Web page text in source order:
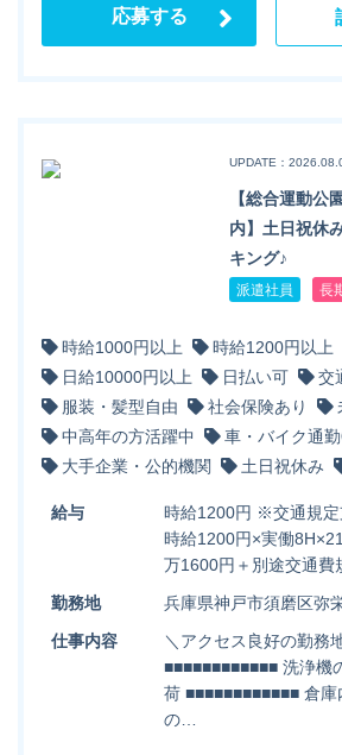
応募する
UPDATE：
【総合運動公
内】土日祝休
キング♪
派遣社員 長
時給1000円以上
時給1200円以上
日給10000円以上
日払い可
交
服装・髪型自由
社会保険あり
中高年の方活躍中
車・バイク通
大手企業・公的機関
土日祝休み
給与
時給1200円 ※交通規定
時給1200円×実働
万1600円＋別途交通費
勤務地
兵庫県神戸市須磨区弥
仕事内容
＼アクセス良好の勤務
■■■■■■■■■■■■ 洗浄機
荷 ■■■■■■■■■■■■ 倉庫
の…